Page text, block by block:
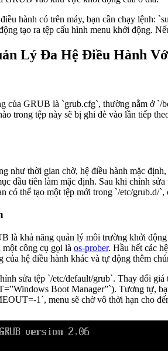
hành có trên máy, bạn cần chạy lệnh:
tạo ra tệp cấu hình menu khởi động.
Lý Đa Hệ Điều Hành
của GRUB là `grub.cfg`, thường nằm ở
trong tệp này sẽ bị ghi đè vào lần tiếp
như thời gian chờ, hệ điều hành mặc
đầu tiên làm mặc định. Sau khi chỉnh
có thể tạo một tệp mới trong `/etc/grub.d/
là khả năng quản lý môi trường khởi
công cụ gọi là os-prober. Hầu hết các
hệ điều hành khác và tự động thêm
sửa tệp `/etc/default/grub`. Thay đổi
Boot Manager”`). Tương tự,
1`, menu sẽ chờ vô thời hạn cho